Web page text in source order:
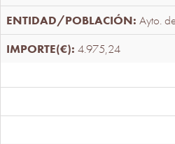
Ayto.
4.975,24